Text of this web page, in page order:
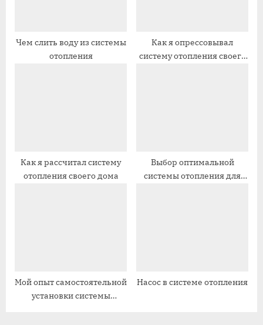
п
п
Чем слить воду из системы
отопления
Как я опрессовывал
систему отопления своего
Как я рассчитал систему
отопления своего дома
Выбор оптимальной
системы отопления для
Мой опыт самостоятельной
установки системы
Насос в системе отопления